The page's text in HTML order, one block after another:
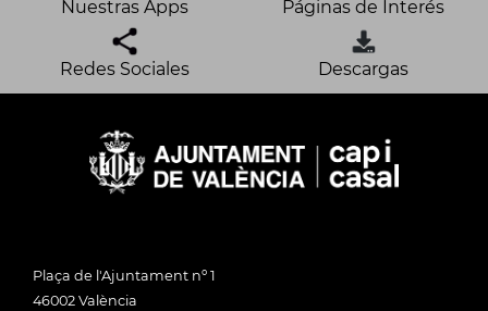
Nuestras Apps Páginas de Interés
Redes Sociales Descargas
Plaça de l'Ajuntament nº 1
46002 València